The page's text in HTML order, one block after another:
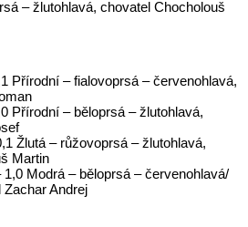
– žlutohlavá, chovatel Chocholouš
Přírodní – fialovoprsá – červenohlavá,
Přírodní – běloprsá – žlutohlavá,
Žlutá – růžovoprsá – žlutohlavá,
Martin
1,0 Modrá – běloprsá – červenohlavá/
Andrej